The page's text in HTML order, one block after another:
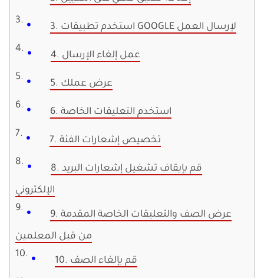
3. استخدم تطبيقات GOOGLE لإرسال العمل
4. عمل إلغاء الإرسال
5. عرض عملك
6. استخدم التعليقات الخاصة
7. تخصيص إشعارات الفئة
8. قم بإيقاف تشغيل إشعارات البريد
الإلكتروني
9. عرض الصف والتعليقات الخاصة المقدمة
من قبل المعلمين
10. قم بإلغاء الصف